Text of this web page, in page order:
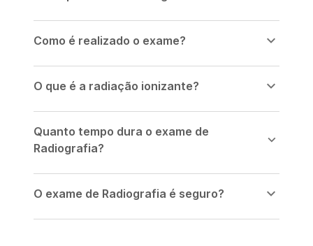
Como é realizado o exame?
O que é a radiação ionizante?
Quanto tempo dura o exame de
Radiografia?
O exame de Radiografia é seguro?